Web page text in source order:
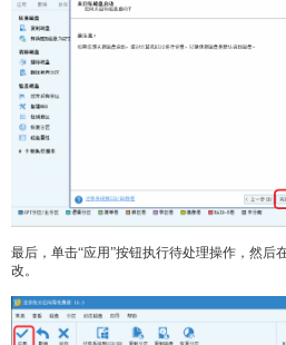
最后，单击“应用”按钮执行待处理操作，然后
改。